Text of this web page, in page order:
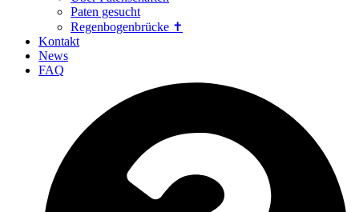
Paten gesucht
Regenbogenbrücke ✝
Kontakt
News
FAQ